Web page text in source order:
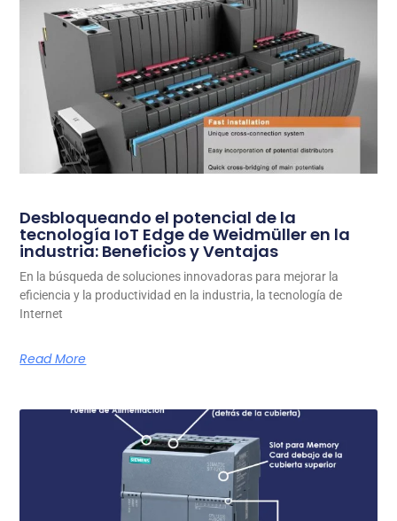
Desbloqueando el potencial de la
tecnología IoT Edge de Weidmüller en la
industria: Beneficios y Ventajas
En la búsqueda de soluciones innovadoras para mejorar la
eficiencia y la productividad en la industria, la tecnología de
Internet
Read More